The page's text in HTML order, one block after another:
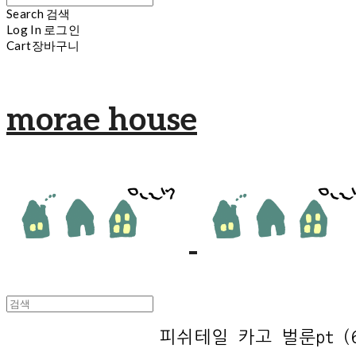
Search 검색
Log In 로그인
Cart장바구니
morae house
피쉬테일 카고 벌룬pt